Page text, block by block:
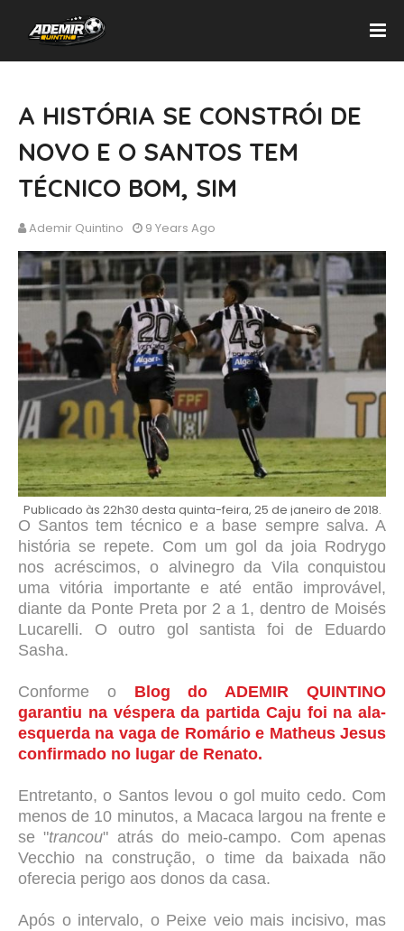
A HISTÓRIA SE CONSTRÓI DE
NOVO E O SANTOS TEM
TÉCNICO BOM, SIM
Ademir Quintino 9 Years Ago
Publicado às 22h30 desta quinta-feira, 25 de janeiro de 2018.
O Santos tem técnico e a base sempre salva. A
história se repete. Com um gol da joia Rodrygo
nos acréscimos, o alvinegro da Vila conquistou
uma vitória importante e até então improvável,
diante da Ponte Preta por 2 a 1, dentro de Moisés
Lucarelli. O outro gol santista foi de Eduardo
Sasha.
Conforme o Blog do ADEMIR QUINTINO
garantiu na véspera da partida Caju foi na ala-
esquerda na vaga de Romário e Matheus Jesus
confirmado no lugar de Renato.
Entretanto, o Santos levou o gol muito cedo. Com
menos de 10 minutos, a Macaca largou na frente e
se "trancou" atrás do meio-campo. Com apenas
Vecchio na construção, o time da baixada não
oferecia perigo aos donos da casa.
Após o intervalo, o Peixe veio mais incisivo, mas